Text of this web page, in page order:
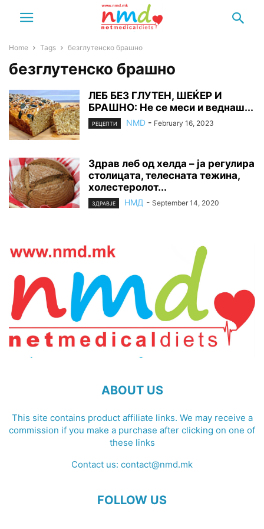
Home Tags безглутенско брашно
безглутенско брашно
ЛЕБ БЕЗ ГЛУТЕН, ШЕЌЕР И
БРАШНО: Не се меси и веднаш...
РЕЦЕПТИ NMD - February 16, 2023
Здрав леб од хелда – ја регулира
столицата, телесната тежина,
холестеролот...
ЗДРАВЈЕ НМД - September 14, 2020
ABOUT US
This site contains product affiliate links. We may receive a
commission if you make a purchase after clicking on one of
these links
Contact us: contact@nmd.mk
FOLLOW US